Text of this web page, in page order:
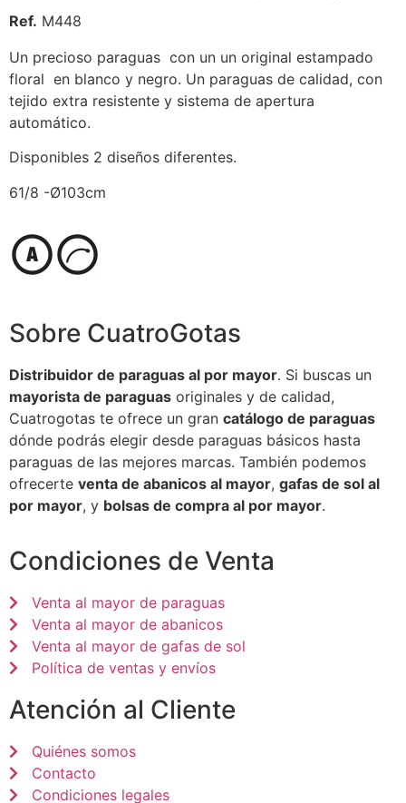
Ref. M448
Un precioso paraguas con un un original estampado
floral en blanco y negro. Un paraguas de calidad, con
tejido extra resistente y sistema de apertura
automático.
Disponibles 2 diseños diferentes.
61/8 -Ø103cm
Sobre CuatroGotas
Distribuidor de paraguas al por mayor. Si buscas un
mayorista de paraguas originales y de calidad,
Cuatrogotas te ofrece un gran catálogo de paraguas
dónde podrás elegir desde paraguas básicos hasta
paraguas de las mejores marcas. También podemos
ofrecerte venta de abanicos al mayor, gafas de sol al
por mayor, y bolsas de compra al por mayor.
Condiciones de Venta
Venta al mayor de paraguas
Venta al mayor de abanicos
Venta al mayor de gafas de sol
Política de ventas y envíos
Atención al Cliente
Quiénes somos
Contacto
Condiciones legales